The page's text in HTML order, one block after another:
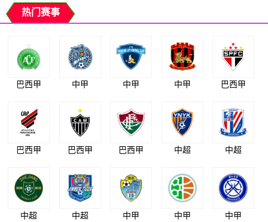
热门赛事
巴西甲 中甲 中甲 中甲 巴西甲
巴西甲 巴西甲 巴西甲 中超 中超
中超 中超 中甲 中甲 中甲